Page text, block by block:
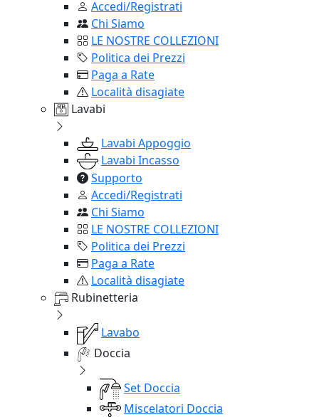
Accedi/Registrati
Chi Siamo
LE NOSTRE COLLEZIONI
Politica dei Prezzi
Paga a Rate
Località disagiate
Lavabi
Lavabi Appoggio
Lavabi Incasso
Supporto
Accedi/Registrati
Chi Siamo
LE NOSTRE COLLEZIONI
Politica dei Prezzi
Paga a Rate
Località disagiate
Rubinetteria
Lavabo
Doccia
Set Doccia
Miscelatori Doccia